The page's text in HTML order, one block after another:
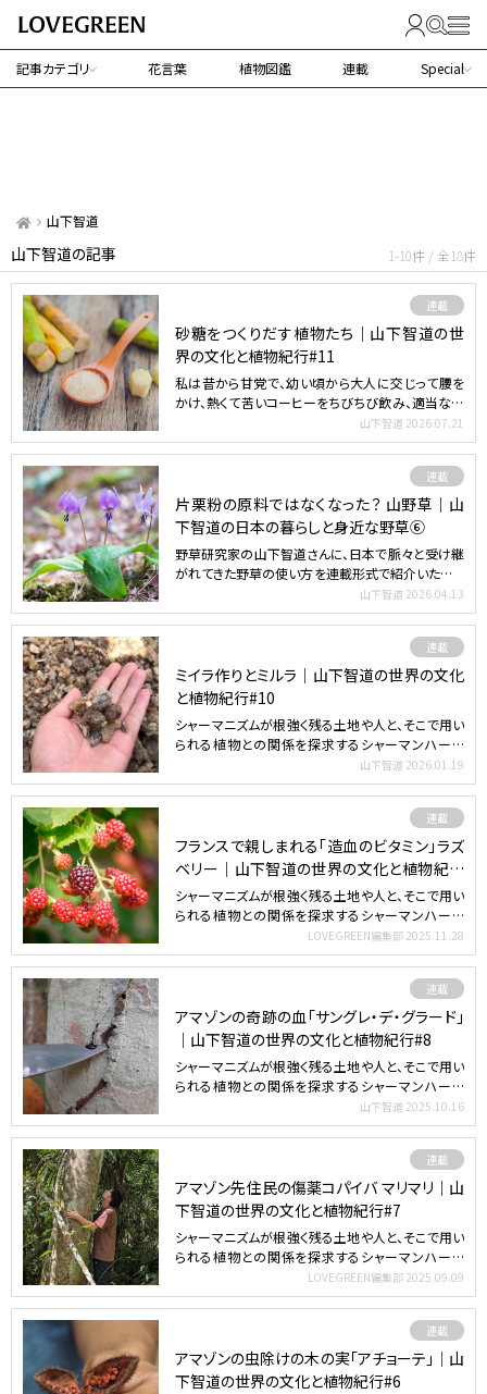
記事カテゴリ 花言葉 植物図鑑 連載 Special
山下智道
山下智道の記事 1-10件 / 全18件
連載
砂糖をつくりだす植物たち｜山下智道の世
界の文化と植物紀行#11
私は昔から甘党で、幼い頃から大人に交じって腰を
かけ、熱くて苦いコーヒーをちびちび飲み、適当なお
山下智道 2026.07.21
連載
片栗粉の原料ではなくなった？ 山野草｜山
下智道の日本の暮らしと身近な野草⑥
野草研究家の山下智道さんに、日本で脈々と受け継
がれてきた野草の使い方を連載形式で紹介いただき
山下智道 2026.04.13
連載
ミイラ作りとミルラ｜山下智道の世界の文化
と植物紀行#10
シャーマニズムが根強く残る土地や人と、そこで用い
られる植物との関係を探求するシャーマンハーブ
山下智道 2026.01.19
連載
フランスで親しまれる「造血のビタミン」ラズ
ベリー｜山下智道の世界の文化と植物紀行
#9
シャーマニズムが根強く残る土地や人と、そこで用い
られる植物との関係を探求するシャーマンハーブ
LOVEGREEN編集部 2025.11.28
連載
アマゾンの奇跡の血「サングレ・デ・グラード」
｜山下智道の世界の文化と植物紀行#8
シャーマニズムが根強く残る土地や人と、そこで用い
られる植物との関係を探求するシャーマンハーブ
山下智道 2025.10.16
連載
アマゾン先住民の傷薬コパイバ マリマリ｜山
下智道の世界の文化と植物紀行#7
シャーマニズムが根強く残る土地や人と、そこで用い
られる植物との関係を探求するシャーマンハーブ
LOVEGREEN編集部 2025.09.09
連載
アマゾンの虫除けの木の実「アチョーテ」｜山
下智道の世界の文化と植物紀行#6